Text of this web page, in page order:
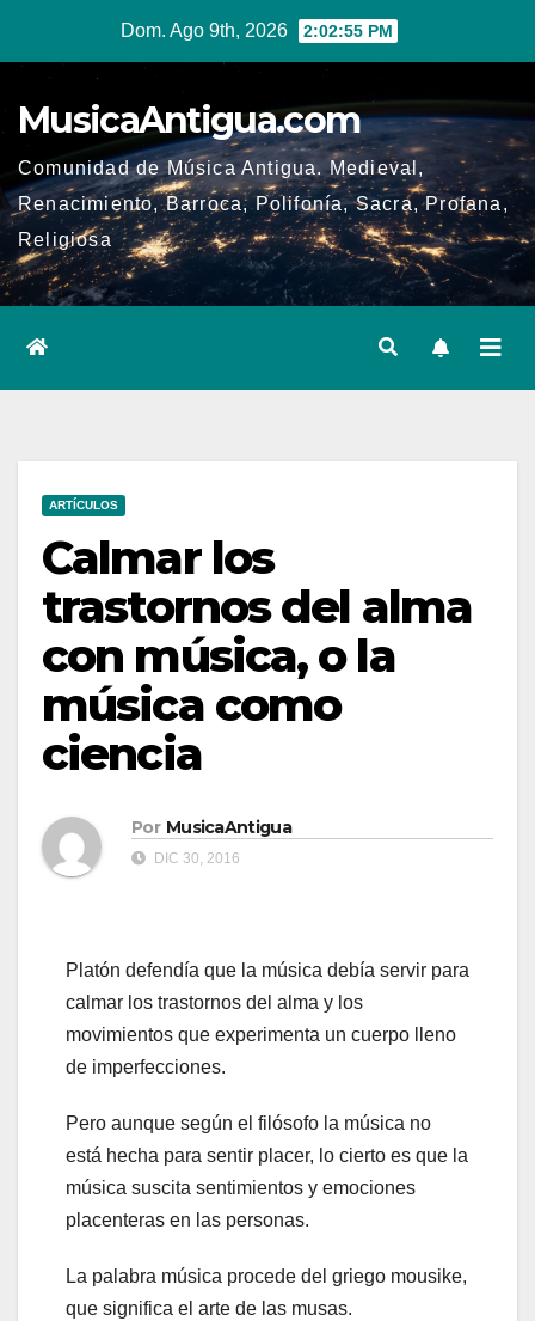
Dom. Ago 9th, 2026 2:02:56 PM
MusicaAntigua.com
Comunidad de Música Antigua. Medieval,
Renacimiento, Barroca, Polifonía, Sacra, Profana,
Religiosa
ARTÍCULOS
Calmar los
trastornos del alma
con música, o la
música como
ciencia
Por MusicaAntigua
DIC 30, 2016
Platón defendía que la música debía servir para
calmar los trastornos del alma y los
movimientos que experimenta un cuerpo lleno
de imperfecciones.
Pero aunque según el filósofo la música no
está hecha para sentir placer, lo cierto es que la
música suscita sentimientos y emociones
placenteras en las personas.
La palabra música procede del griego mousike,
que significa el arte de las musas.